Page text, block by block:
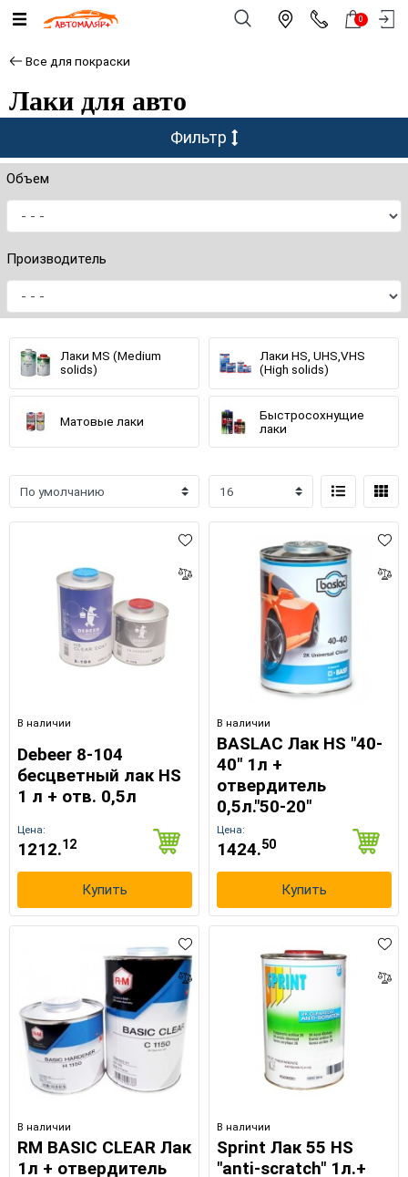
0
Все для покраски
Лаки для авто
Фильтр
Объем
Производитель
Лаки MS (Medium
solids)
Лаки HS, UHS,VHS
(High solids)
Матовые лаки
Быстросохнущие
лаки
В наличии
Debeer 8-104
бесцветный лак HS
1 л + отв. 0,5л
Цена:
1212.12
Купить
В наличии
BASLAC Лак HS "40-
40" 1л +
отвердитель
0,5л."50-20"
Цена:
1424.50
Купить
В наличии
RM BASIC CLEAR Лак
1л + отвердитель
В наличии
Sprint Лак 55 HS
"anti-scratch" 1л.+